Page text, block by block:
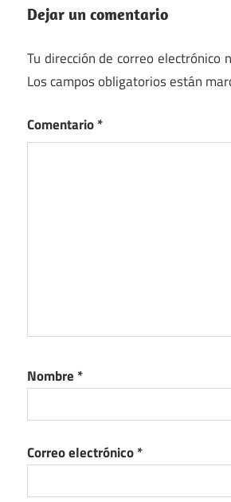
Dejar un comentario
Tu dirección de correo electrónico
Los campos obligatorios están
Comentario*
Nombre *
Correo electrónico*